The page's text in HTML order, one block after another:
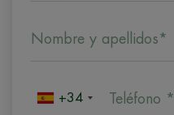
Nombre y apellidos*
+34 Teléfono *